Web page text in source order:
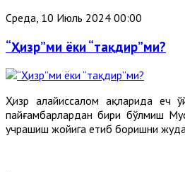
Среда, 10 Июль 2024 00:00
“Ҳизр”ми ёки “тақдир”ми?
Ҳизр алайҳиссалом ҳақларида
пайғамбарлардан бири бўлмиш
учрашиш жойига етиб боришни